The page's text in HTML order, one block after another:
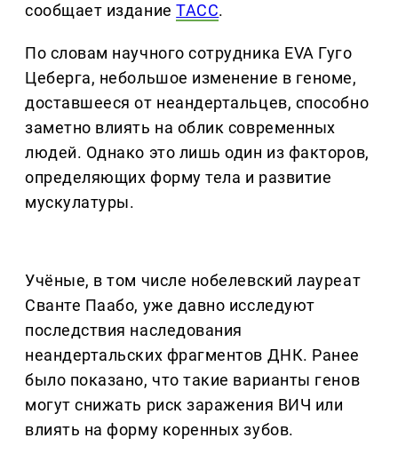
сообщает изданиеТАСС.
По словам научного сотрудника EVA Гуго
Цеберга, небольшое изменение в геноме,
доставшееся от неандертальцев, способно
заметно влиять на облик современных
людей. Однако это лишь один из факторов,
определяющих форму тела и развитие
мускулатуры.
Учёные, в том числе нобелевский лауреат
Сванте Паабо, уже давно исследуют
последствия наследования
неандертальских фрагментов ДНК. Ранее
было показано, что такие варианты генов
могут снижать риск заражения ВИЧ или
влиять на форму коренных зубов.